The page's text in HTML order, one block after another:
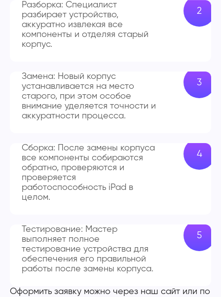
Разборка: Специалист
разбирает устройство,
аккуратно извлекая все
компоненты и отделяя старый
корпус.
Замена: Новый корпус
устанавливается на место
старого, при этом особое
внимание уделяется точности и
аккуратности процесса.
Сборка: После замены корпуса
все компоненты собираются
обратно, проверяются и
проверяется
работоспособность iPad в
целом.
Тестирование: Мастер
выполняет полное
тестирование устройства для
обеспечения его правильной
работы после замены корпуса.
Оформить заявку можно через наш сайт или по